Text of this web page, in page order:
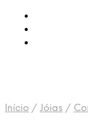
Início / Jóias /